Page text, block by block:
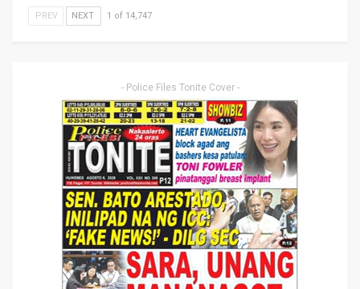
PREV NEXT 1 of 14,747
- Police Files Tonite Cover -